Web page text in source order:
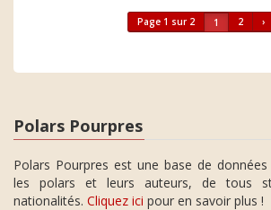
Page 1 sur 2 1 2 ›
Polars Pourpres
Polars Pourpres est une base de
les polars et leurs auteurs, de tous
nationalités. Cliquez ici pour en savoir plus !